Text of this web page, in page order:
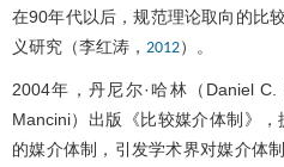
在90年代以后，规范理论取向的比
义研究（李红涛， 2012）。
2004年，丹尼尔·哈林（Daniel
Mancini）出版《比较媒介体制》，
的媒介体制，引发学术界对媒介体